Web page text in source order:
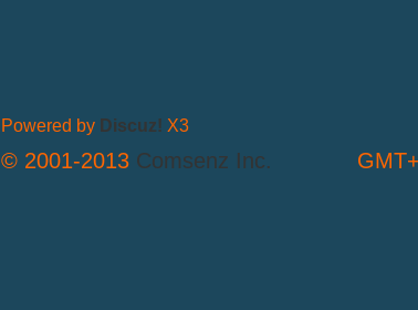
Powered by Discuz! X3
© 2001-2013 Comsenz Inc.